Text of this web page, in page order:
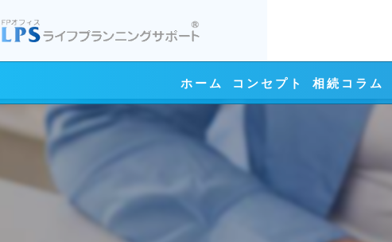
ホーム コンセプト 相続コラム